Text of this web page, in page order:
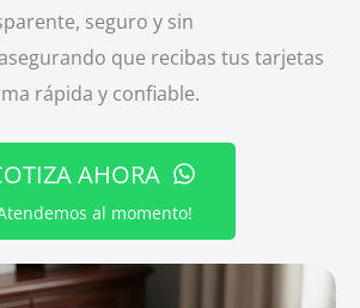
seguro y sin
que recibas tus tarjetas
rápida y confiable.
AHORA
al momento!